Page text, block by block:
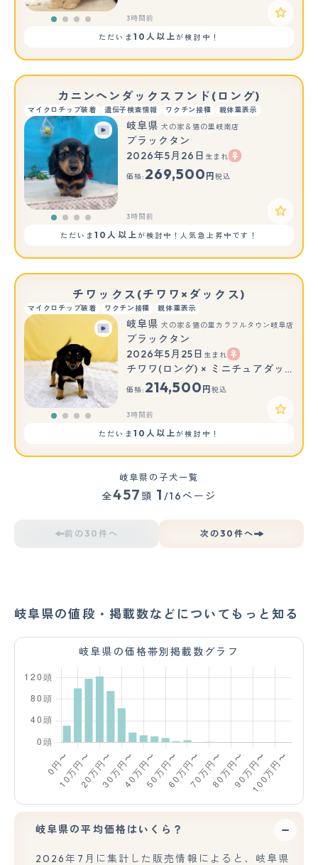
3時間前
ただいま 10人以上が検討中！
カニンヘンダックスフンド(ロング)
マイクロチップ装着 遺伝子検査情報 ワクチン接種 親体重表示
岐阜県 犬の家＆猫の里岐南店
ブラックタン
2026年5月26日 生まれ
価格: 269,500 円 税込
3時間前
ただいま10人以上が検討中！人気急上昇中です！
チワックス(チワワ×ダックス)
マイクロチップ装着 ワクチン接種 親体重表示
岐阜県 犬の家＆猫の里カラフルタウン岐阜店
ブラックタン
2026年5月25日 生まれ
チワワ(ロング) × ミニチュアダックスフンド(ロング)
価格: 214,500 円 税込
3時間前
ただいま 10人以上が検討中！
岐阜県の子犬一覧
全457 頭 1 /16ページ
前の30件へ 次の30件へ
岐阜県の値段・掲載数などについてもっと知る
岐阜県の価格帯別掲載数グラフ
岐阜県の平均価格はいくら？
2026年7月に集計した販売情報によると、岐阜県